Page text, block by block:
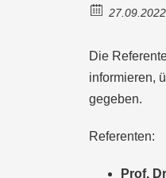
27.09.2022
Die
informieren,
gegeben.
Referenten:
Prof.